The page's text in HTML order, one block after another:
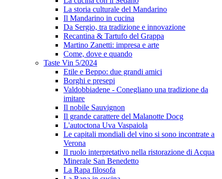
La storia culturale del Mandarino
Il Mandarino in cucina
Da Sergio, tra tradizione e innovazione
Recantina & Tartufo del Grappa
Martino Zanetti: impresa e arte
Come, dove e quando
Taste Vin 5/2024
Etile e Beppo: due grandi amici
Borghi e presepi
Valdobbiadene - Conegliano una tradizione da
imitare
Il nobile Sauvignon
Il grande carattere del Malanotte Docg
L'autoctona Uva Vaspaiola
Le capitali mondiali del vino si sono incontrate a
Verona
Il ruolo interpretativo nella ristorazione di Acqua
Minerale San Benedetto
La Rapa filosofa